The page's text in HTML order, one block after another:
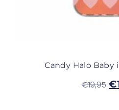
Candy Halo Baby
€19,95 €